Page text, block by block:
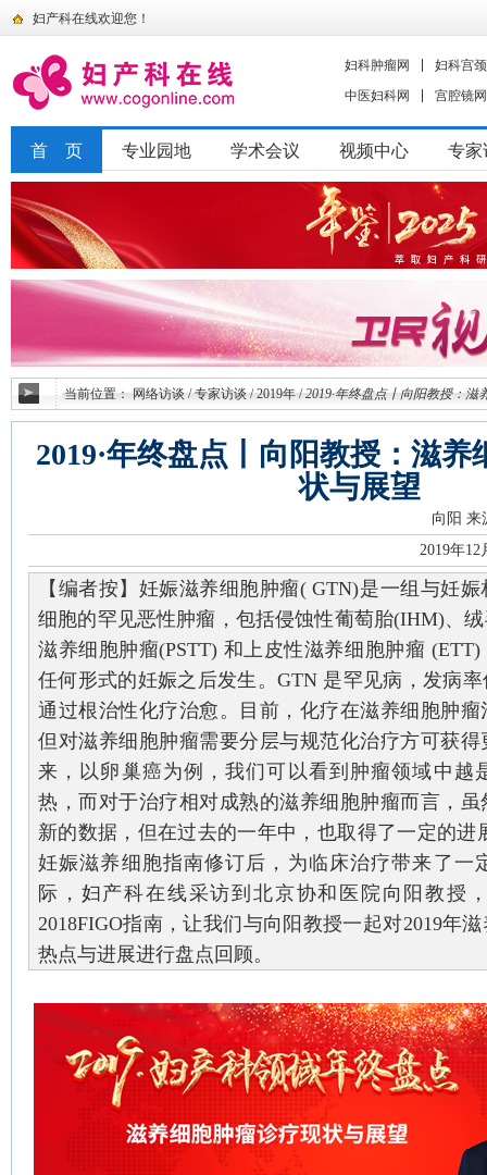
妇产科在线欢迎您！
妇科肿瘤网
妇科宫
中医妇科网
宫腔镜网
首 页 专业园地 学术会议 视频中心 专家
当前位置：网络访谈 / 专家访谈 / 2019年 / 2019·年终盘点丨向阳教授：
2019·年终盘点丨向阳教授：滋
状与展望
向阳 来
2019年12
【编者按】妊娠滋养细胞肿瘤( GTN)是一组与妊
细胞的罕见恶性肿瘤，包括侵蚀性葡萄胎(IHM)、
滋养细胞肿瘤(PSTT) 和上皮性滋养细胞肿瘤
任何形式的妊娠之后发生。GTN 是罕见病，发病
通过根治性化疗治愈。目前，化疗在滋养细胞肿
但对滋养细胞肿瘤需要分层与规范化治疗方可获
来，以卵巢癌为例，我们可以看到肿瘤领域中越
热，而对于治疗相对成熟的滋养细胞肿瘤而言，
新的数据，但在过去的一年中，也取得了一定的进
妊娠滋养细胞指南修订后，为临床治疗带来了一
际，妇产科在线采访到北京协和医院向阳教授
2018FIGO指南，让我们与向阳教授一起对2019年
热点与进展进行盘点回顾。